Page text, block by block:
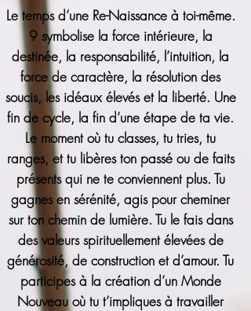
Le temps d’une Re-Naissance à toi-même.
9 symbolise la force intérieure, la
destinée, la responsabilité, l’intuition, la
force de caractère, la résolution des
soucis, les idéaux élevés et la liberté. Une
fin de cycle, la fin d’une étape de ta vie.
Le moment où tu classes, tu tries, tu
ranges, et tu libères ton passé ou de faits
présents qui ne te conviennent plus. Tu
gagnes en sérénité, agis pour cheminer
sur ton chemin de lumière. Tu le fais dans
des valeurs spirituellement élevées de
générosité, de construction et d’amour. Tu
participes à la création d’un Monde
Nouveau où tu t’impliques à travailler